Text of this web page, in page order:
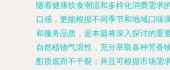
随着健康饮食潮流和多样化消费需求
口感，更能根据不同季节和地域口味
和服务品质，是本篇将深入探讨的重
自然植物气溶性，充分萃取各种芳香
酊质底而不干裂；并且可根据市场需